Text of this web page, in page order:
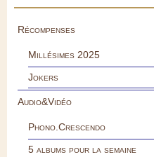
Récompenses
Millésimes 2025
Jokers
Audio&Vidéo
Phono.Crescendo
5 albums pour la semaine